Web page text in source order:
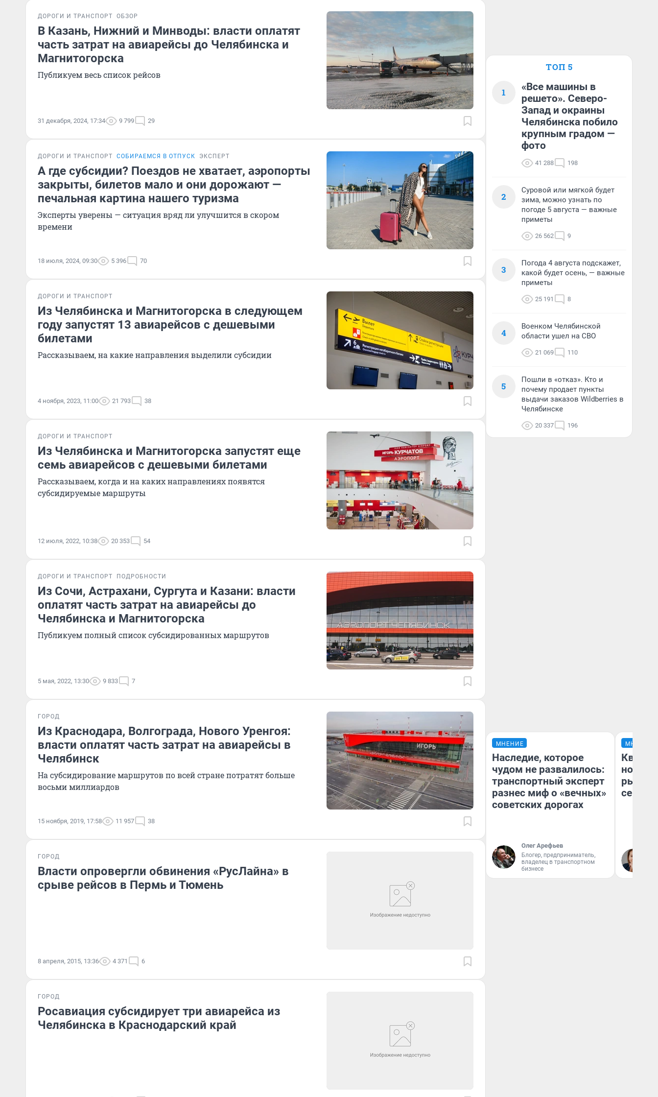
ДОРОГИ И ТРАНСПОРТ ОБЗОР
В Казань, Нижний и Минводы: власти оплатят
часть затрат на авиарейсы до Челябинска и
Магнитогорска
Публикуем весь список рейсов
31 декабря, 2024, 17:34 9 799 29
ДОРОГИ И ТРАНСПОРТ СОБИРАЕМСЯ В ОТПУСК ЭКСПЕРТ
А где субсидии? Поездов не хватает, аэропорты
закрыты, билетов мало и они дорожают —
печальная картина нашего туризма
Эксперты уверены — ситуация вряд ли улучшится в скором
времени
18 июля, 2024, 09:30 5 396 70
ДОРОГИ И ТРАНСПОРТ
Из Челябинска и Магнитогорска в следующем
году запустят 13 авиарейсов с дешевыми
билетами
Рассказываем, на какие направления выделили субсидии
4 ноября, 2023, 11:00 21 793 38
ДОРОГИ И ТРАНСПОРТ
Из Челябинска и Магнитогорска запустят еще
семь авиарейсов с дешевыми билетами
Рассказываем, когда и на каких направлениях появятся
субсидируемые маршруты
12 июля, 2022, 10:38 20 353 54
ДОРОГИ И ТРАНСПОРТ ПОДРОБНОСТИ
Из Сочи, Астрахани, Сургута и Казани: власти
оплатят часть затрат на авиарейсы до
Челябинска и Магнитогорска
Публикуем полный список субсидированных маршрутов
5 мая, 2022, 13:30 9 833 7
ГОРОД
Из Краснодара, Волгограда, Нового Уренгоя:
власти оплатят часть затрат на авиарейсы в
Челябинск
На субсидирование маршрутов по всей стране потратят больше
восьми миллиардов
15 ноября, 2019, 17:58 11 957 38
ГОРОД
Власти опровергли обвинения «РусЛайна» в
срыве рейсов в Пермь и Тюмень
8 апреля, 2015, 13:36 4 371 6
ГОРОД
Росавиация субсидирует три авиарейса из
Челябинска в Краснодарский край
ТОП 5
1
«Все машины в
решето». Северо-
Запад и окраины
Челябинска побило
крупным градом —
фото
41 288 198
2
Суровой или мягкой будет
зима, можно узнать по
погоде 5 августа — важные
приметы
26 562 9
3
Погода 4 августа подскажет,
какой будет осень, — важные
приметы
25 191 8
4
Военком Челябинской
области ушел на СВО
21 069 110
5
Пошли в «отказ». Кто и
почему продает пункты
выдачи заказов Wildberries в
Челябинске
20 337 196
МНЕНИЕ
Наследие, которое
чудом не развалилось:
транспортный эксперт
разнес миф о «вечных»
советских дорогах
Олег Арефьев
Блогер, предприниматель,
владелец в транспортном
бизнесе
МНЕНИЕ
но
рынок